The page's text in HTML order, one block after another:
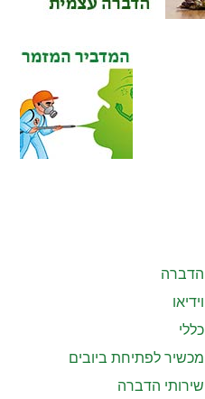
הדברה
וידיאו
כללי
מכשיר לפתיחת ביובים
שירותי הדברה